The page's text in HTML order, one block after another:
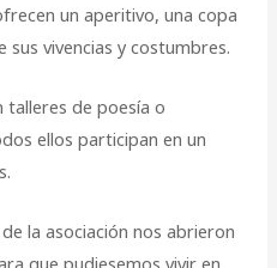
un aperitivo, una copa
vivencias y costumbres.
talleres de poesía o
ellos participan en un
la asociación nos abrieron